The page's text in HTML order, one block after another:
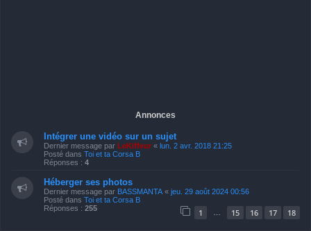
Annonces
Intégrer une vidéo sur un sujet
Dernier message par LeKiffeur « lun. 2 avr. 2018 21:25
Posté dans Toi et ta Corsa B
Réponses : 4
Héberger ses photos
Dernier message par BASSMANTA « jeu. 29 août 2024 00:56
Posté dans Toi et ta Corsa B
Réponses : 255 1 15 16 17 18